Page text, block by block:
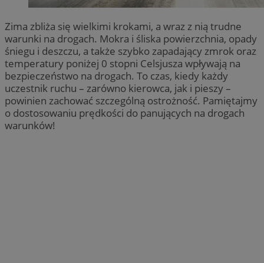
Zima zbliża się wielkimi krokami, a wraz z nią trudne
warunki na drogach. Mokra i śliska powierzchnia, opady
śniegu i deszczu, a także szybko zapadający zmrok oraz
temperatury poniżej 0 stopni Celsjusza wpływają na
bezpieczeństwo na drogach. To czas, kiedy każdy
uczestnik ruchu – zarówno kierowca, jak i pieszy –
powinien zachować szczególną ostrożność. Pamiętajmy
o dostosowaniu prędkości do panujących na drogach
warunków!